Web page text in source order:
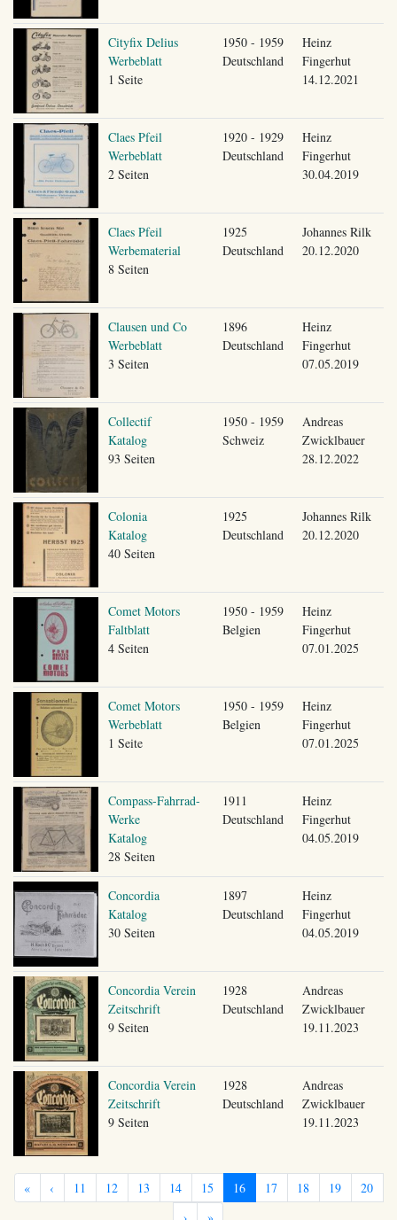
Cityfix Delius
Werbeblatt
1 Seite
1950 - 1959
Deutschland
Heinz
Fingerhut
14.12.2021
Claes Pfeil
Werbeblatt
2 Seiten
1920 - 1929
Deutschland
Heinz
Fingerhut
30.04.2019
Claes Pfeil
Werbematerial
8 Seiten
1925
Deutschland
Johannes Rilk
20.12.2020
Clausen und Co
Werbeblatt
3 Seiten
1896
Deutschland
Heinz
Fingerhut
07.05.2019
Collectif
Katalog
93 Seiten
1950 - 1959
Schweiz
Andreas
Zwicklbauer
28.12.2022
Colonia
Katalog
40 Seiten
1925
Deutschland
Johannes Rilk
20.12.2020
Comet Motors
Faltblatt
4 Seiten
1950 - 1959
Belgien
Heinz
Fingerhut
07.01.2025
Comet Motors
Werbeblatt
1 Seite
1950 - 1959
Belgien
Heinz
Fingerhut
07.01.2025
Compass-Fahrrad-
Werke
Katalog
28 Seiten
1911
Deutschland
Heinz
Fingerhut
04.05.2019
Concordia
Katalog
30 Seiten
1897
Deutschland
Heinz
Fingerhut
04.05.2019
Concordia Verein
Zeitschrift
9 Seiten
1928
Deutschland
Andreas
Zwicklbauer
19.11.2023
Concordia Verein
Zeitschrift
9 Seiten
1928
Deutschland
Andreas
Zwicklbauer
19.11.2023
« ‹ 11 12 13 14 15 16 17 18 19
20
›
»